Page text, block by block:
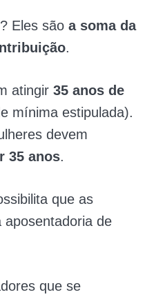
Eles são a soma da
.
atingir 35 anos de
mínima estipulada).
devem
35 anos.
que as
aposentadoria de
que se